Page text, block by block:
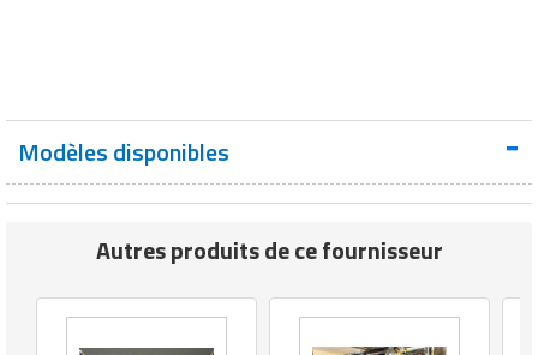
Modèles disponibles
Autres produits de ce fournisseur